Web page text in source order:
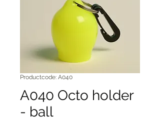
Productcode: A040
A040 Octo holder
- ball